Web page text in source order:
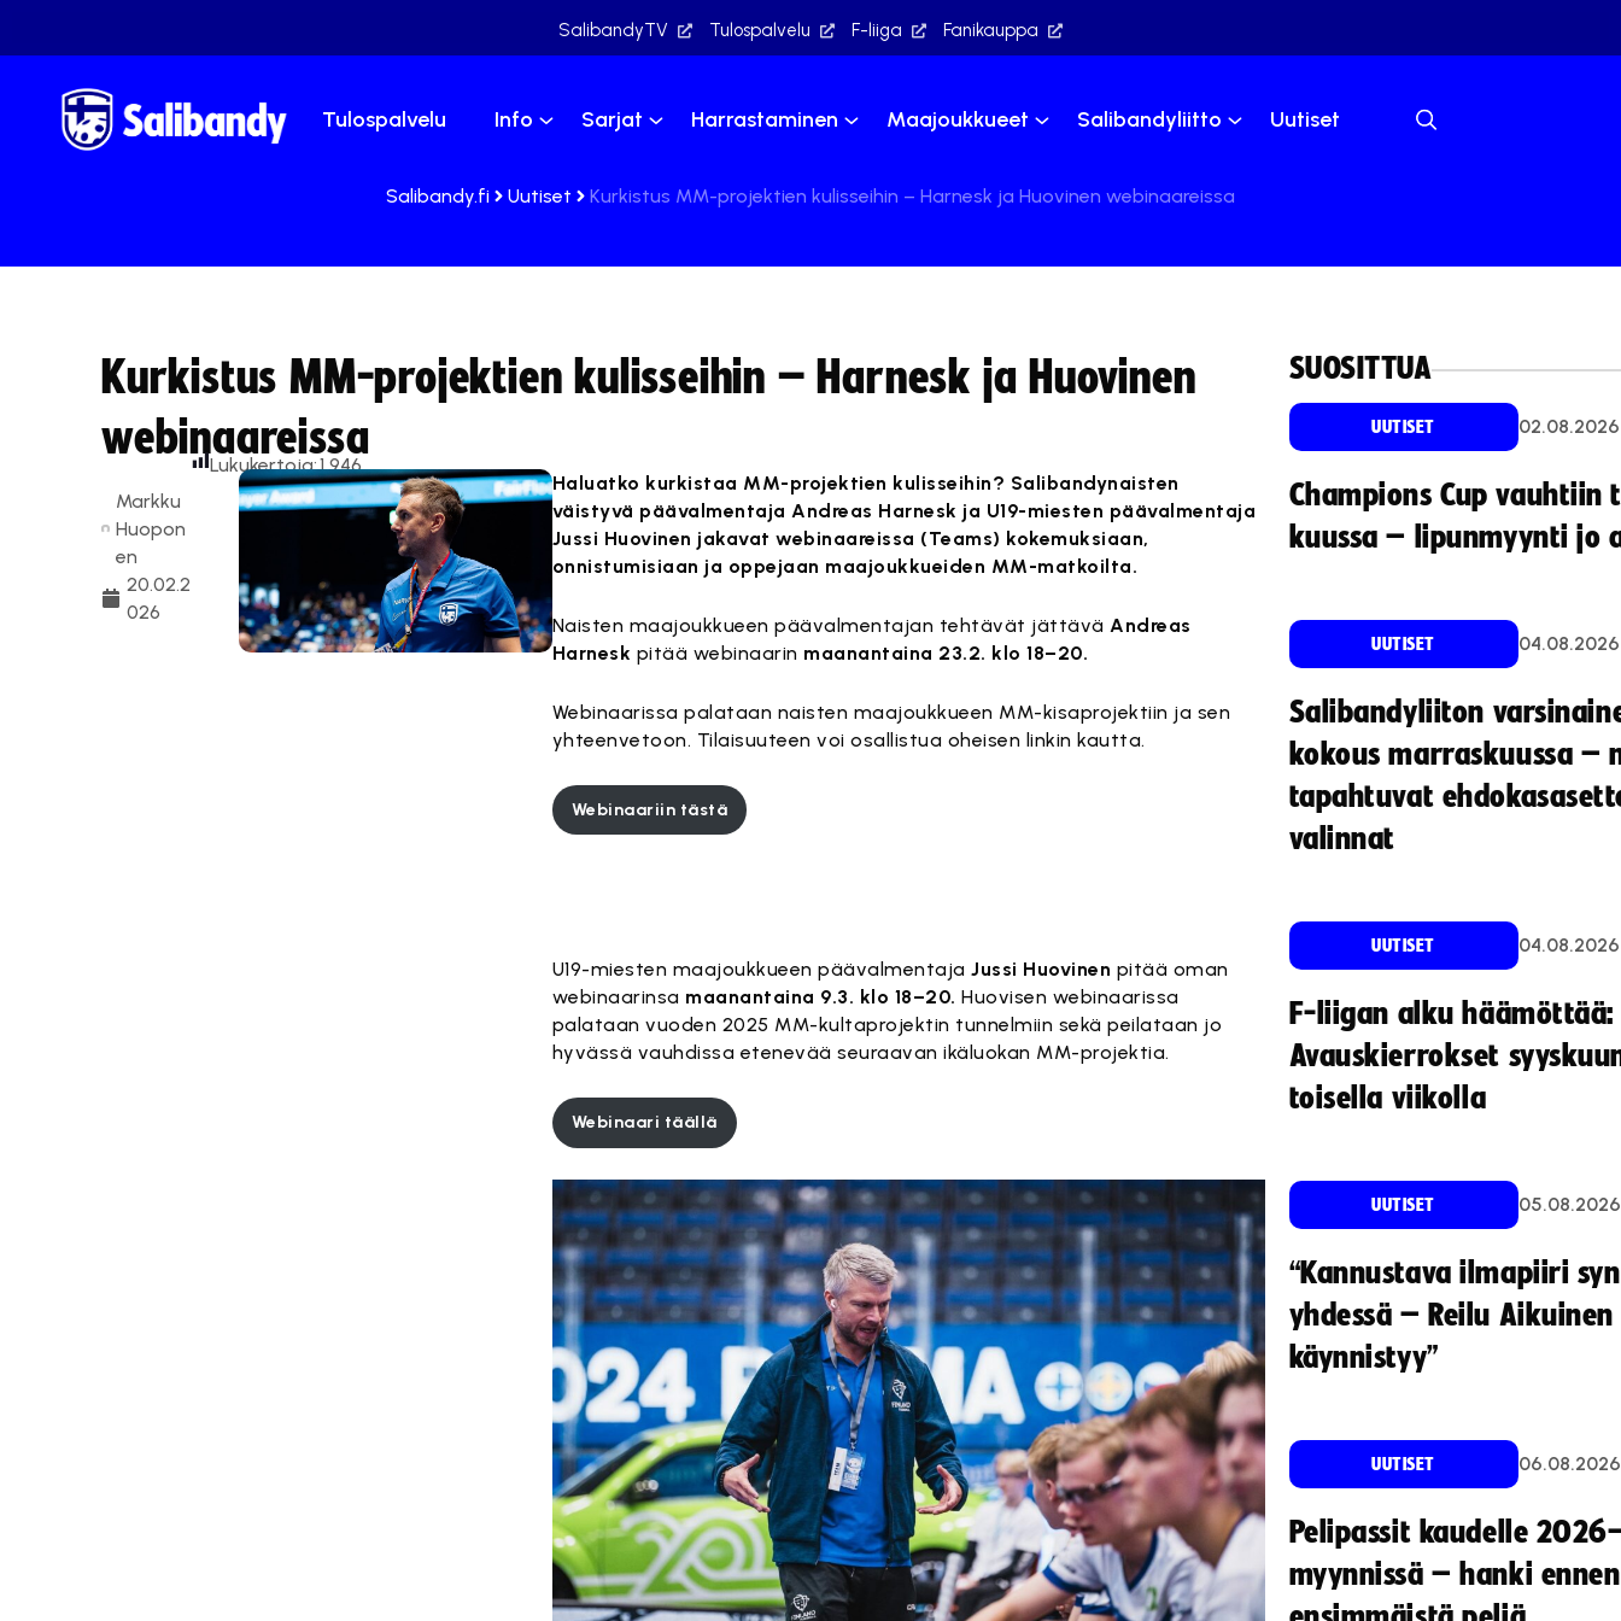
SalibandyTV Tulospalvelu F-liiga Fanikauppa
Tulospalvelu Info Sarjat Harrastaminen Maajoukkueet Salibandyliitto Uutiset
Salibandy.fi Uutiset Kurkistus MM-projektien kulisseihin – Harnesk ja Huovinen webinaareissa
Kurkistus MM-projektien kulisseihin – Harnesk ja Huovinen
webinaareissa
Markku
Huopon
en
20.02.2
026
Lukukertoja:1 946
Haluatko kurkistaa MM-projektien kulisseihin? Salibandynaisten
väistyvä päävalmentaja Andreas Harnesk ja U19-miesten päävalmentaja
Jussi Huovinen jakavat webinaareissa (Teams) kokemuksiaan,
onnistumisiaan ja oppejaan maajoukkueiden MM-matkoilta.
Naisten maajoukkueen päävalmentajan tehtävät jättäväAndreas
Harnesk pitää webinaarin maanantaina 23.2. klo 18–20.
Webinaarissa palataan naisten maajoukkueen MM-kisaprojektiin ja sen
yhteenvetoon. Tilaisuuteen voi osallistua oheisen linkin kautta.
Webinaariin tästä
U19-miesten maajoukkueen päävalmentajaJussi Huovinen pitää oman
webinaarinsa maanantaina 9.3. klo 18–20. Huovisen webinaarissa
palataan vuoden 2025 MM-kultaprojektin tunnelmiin sekä peilataan jo
hyvässä vauhdissa etenevää seuraavan ikäluokan MM-projektia.
Webinaari täällä
SUOSITTUA
UUTISET 02.08.2026
Champions Cup vauhtiin
kuussa – lipunmyynti jo
UUTISET 04.08.2026
Salibandyliiton
kokous marraskuussa –
tapahtuvat
valinnat
UUTISET 04.08.2026
F-liigan alku häämöttää:
Avauskierrokset
toisella viikolla
UUTISET 05.08.2026
“Kannustava ilmapiiri
yhdessä – Reilu
käynnistyy”
UUTISET 06.08.2026
Pelipassit kaudelle
myynnissä – hanki ennen